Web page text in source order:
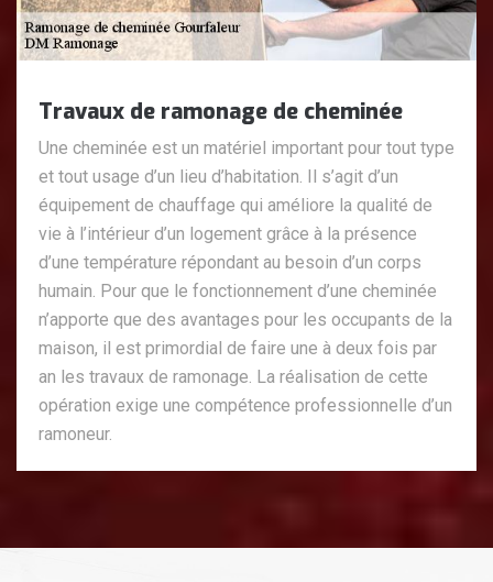
Travaux de ramonage de cheminée
Une cheminée est un matériel important pour tout type
et tout usage d’un lieu d’habitation. Il s’agit d’un
équipement de chauffage qui améliore la qualité de
vie à l’intérieur d’un logement grâce à la présence
d’une température répondant au besoin d’un corps
humain. Pour que le fonctionnement d’une cheminée
n’apporte que des avantages pour les occupants de la
maison, il est primordial de faire une à deux fois par
an les travaux de ramonage. La réalisation de cette
opération exige une compétence professionnelle d’un
ramoneur.